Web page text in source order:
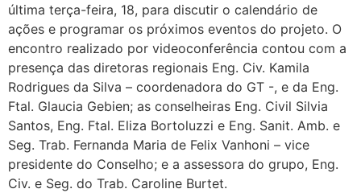
última terça-feira, 18, para discutir o calendário de
ações e programar os próximos eventos do projeto. O
encontro realizado por videoconferência contou com a
presença das diretoras regionais Eng. Civ. Kamila
Rodrigues da Silva – coordenadora do GT -, e da Eng.
Ftal. Glaucia Gebien; as conselheiras Eng. Civil Silvia
Santos, Eng. Ftal. Eliza Bortoluzzi e Eng. Sanit. Amb. e
Seg. Trab. Fernanda Maria de Felix Vanhoni – vice
presidente do Conselho; e a assessora do grupo, Eng.
Civ. e Seg. do Trab. Caroline Burtet.